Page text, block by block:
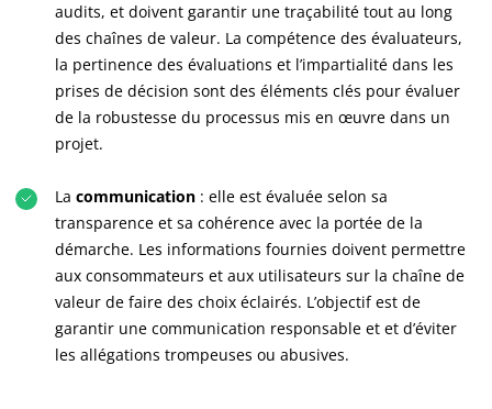
NOS ENGAGEMENTS RSE
Agir via nos prestations
S’investir pour notre environnement
Innover avec notre écosystème
audits, et doivent garantir une traçabilité tout au long
des chaînes de valeur. La compétence des évaluateurs,
la pertinence des évaluations et l’impartialité dans les
prises de décision sont des éléments clés pour évaluer
de la robustesse du processus mis en œuvre dans un
projet.
La communication : elle est évaluée selon sa
transparence et sa cohérence avec la portée de la
démarche. Les informations fournies doivent permettre
aux consommateurs et aux utilisateurs sur la chaîne de
valeur de faire des choix éclairés. L’objectif est de
garantir une communication responsable et et d’éviter
les allégations trompeuses ou abusives.